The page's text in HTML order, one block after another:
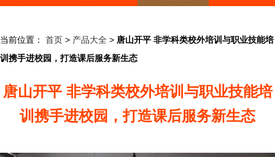
当前位置： 首页 > 产品大全 > 唐山开平 非学科类校外培训与职业技能培
训携手进校园，打造课后服务新生态
唐山开平 非学科类校外培训与职业技能培
训携手进校园，打造课后服务新生态